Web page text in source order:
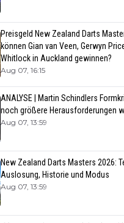
Preisgeld New Zealand Darts
können Gian van Veen, Gerwyn
Whitlock in Auckland gewinnen?
Aug 07, 16:15
ANALYSE | Martin Schindlers
noch größere Herausforderungen
Aug 07, 13:59
New Zealand Darts Masters 2026:
Auslosung, Historie und Modus
Aug 07, 13:59